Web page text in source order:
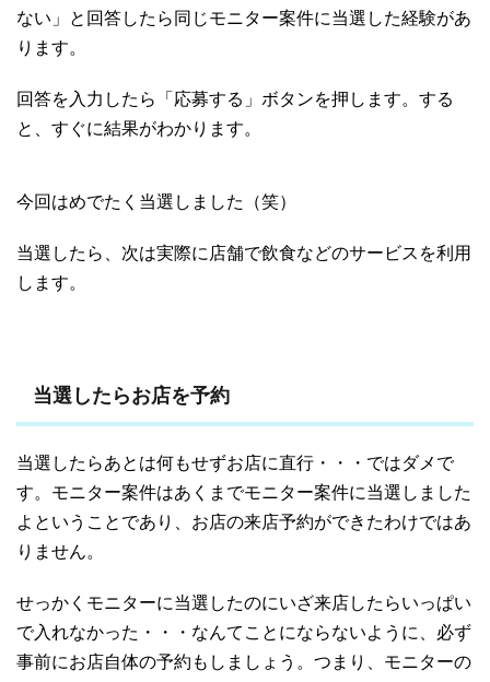
ない」と回答したら同じモニター案件に当選した経験があ
ります。
回答を入力したら「応募する」ボタンを押します。する
と、すぐに結果がわかります。
今回はめでたく当選しました（笑）
当選したら、次は実際に店舗で飲食などのサービスを利用
します。
当選したらお店を予約
当選したらあとは何もせずお店に直行・・・ではダメで
す。モニター案件はあくまでモニター案件に当選しました
よということであり、お店の来店予約ができたわけではあ
りません。
せっかくモニターに当選したのにいざ来店したらいっぱい
で入れなかった・・・なんてことにならないように、必ず
事前にお店自体の予約もしましょう。つまり、モニターの